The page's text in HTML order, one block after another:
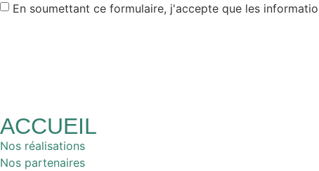
En soumettant ce formulaire, j'accepte que les
ACCUEIL
Nos réalisations
Nos partenaires